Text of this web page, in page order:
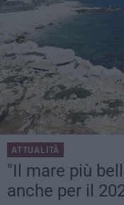
ATTUALITÀ
"Il mare più
anche per il